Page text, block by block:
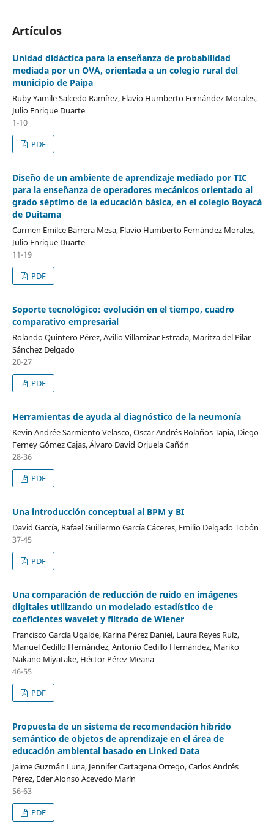
Artículos
Unidad didáctica para la enseñanza de probabilidad
mediada por un OVA, orientada a un colegio rural del
municipio de Paipa
Ruby Yamile Salcedo Ramírez, Flavio Humberto Fernández Morales,
Julio Enrique Duarte
1-10
PDF
Diseño de un ambiente de aprendizaje mediado por TIC
para la enseñanza de operadores mecánicos orientado al
grado séptimo de la educación básica, en el colegio Boyacá
de Duitama
Carmen Emilce Barrera Mesa, Flavio Humberto Fernández Morales,
Julio Enrique Duarte
11-19
PDF
Soporte tecnológico: evolución en el tiempo, cuadro
comparativo empresarial
Rolando Quintero Pérez, Avilio Villamizar Estrada, Maritza del Pilar
Sánchez Delgado
20-27
PDF
Herramientas de ayuda al diagnóstico de la neumonía
Kevin Andrée Sarmiento Velasco, Oscar Andrés Bolaños Tapia, Diego
Ferney Gómez Cajas, Álvaro David Orjuela Cañón
28-36
PDF
Una introducción conceptual al BPM y BI
David García, Rafael Guillermo García Cáceres, Emilio Delgado Tobón
37-45
PDF
Una comparación de reducción de ruido en imágenes
digitales utilizando un modelado estadístico de
coeficientes wavelet y filtrado de Wiener
Francisco García Ugalde, Karina Pérez Daniel, Laura Reyes Ruíz,
Manuel Cedillo Hernández, Antonio Cedillo Hernández, Mariko
Nakano Miyatake, Héctor Pérez Meana
46-55
PDF
Propuesta de un sistema de recomendación híbrido
semántico de objetos de aprendizaje en el área de
educación ambiental basado en Linked Data
Jaime Guzmán Luna, Jennifer Cartagena Orrego, Carlos Andrés
Pérez, Eder Alonso Acevedo Marín
56-63
PDF